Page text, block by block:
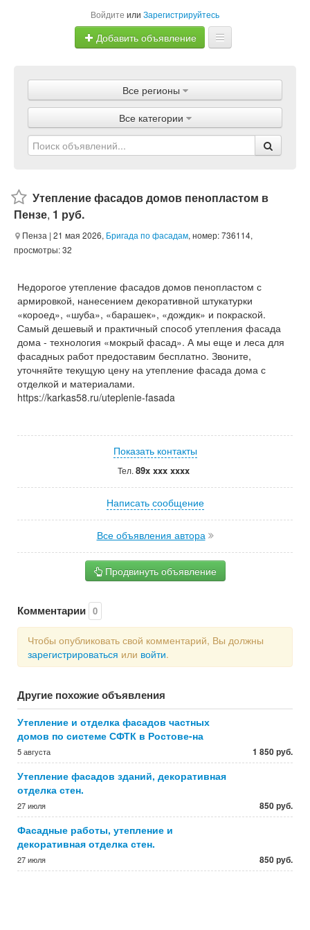
Войдите или Зарегистрируйтесь
Добавить объявление
Объявления
Магазины
Услуги
Все регионы
Все категории
Утепление фасадов домов пенопластом в
Пензе, 1 руб.
Пенза | 21 мая 2026, Бригада по фасадам, номер: 736114,
просмотры: 32
Недорогое утепление фасадов домов пенопластом с
армировкой, нанесением декоративной штукатурки
«короед», «шуба», «барашек», «дождик» и покраской.
Самый дешевый и практичный способ утепления фасада
дома - технология «мокрый фасад». А мы еще и леса для
фасадных работ предоставим бесплатно. Звоните,
уточняйте текущую цену на утепление фасада дома с
отделкой и материалами.
https://karkas58.ru/uteplenie-fasada
Показать контакты
Тел. 89x xxx xxxx
Написать сообщение
Все объявления автора
Продвинуть объявление
Комментарии 0
Чтобы опубликовать свой комментарий, Вы должны
зарегистрироваться или войти.
Другие похожие объявления
Утепление и отделка фасадов частных
домов по системе СФТК в Ростове-на
5 августа 1 850 руб.
Утепление фасадов зданий, декоративная
отделка стен.
27 июля 850 руб.
Фасадные работы, утепление и
декоративная отделка стен.
27 июля 850 руб.